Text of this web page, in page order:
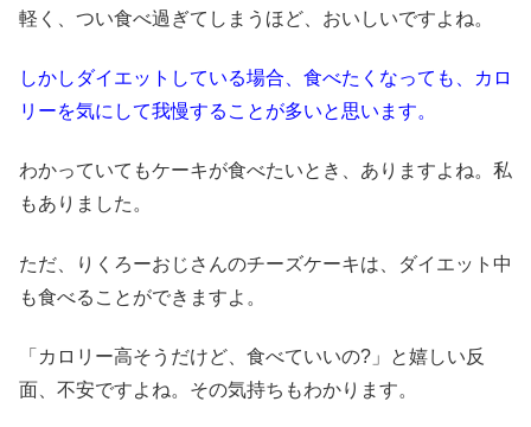
軽く、つい食べ過ぎてしまうほど、おいしいですよね。
しかしダイエットしている場合、食べたくなっても、カロ
リーを気にして我慢することが多いと思います。
わかっていてもケーキが食べたいとき、ありますよね。私
もありました。
ただ、りくろーおじさんのチーズケーキは、ダイエット中
も食べることができますよ。
「カロリー高そうだけど、食べていいの?」と嬉しい反
面、不安ですよね。その気持ちもわかります。